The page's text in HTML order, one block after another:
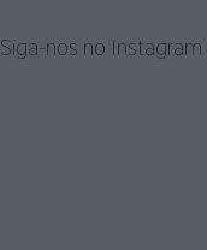
Siga-nos no Instagram